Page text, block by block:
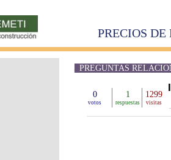
PRECIOS
PREGUNTAS
0
votos
1
respuestas
1299
visitas